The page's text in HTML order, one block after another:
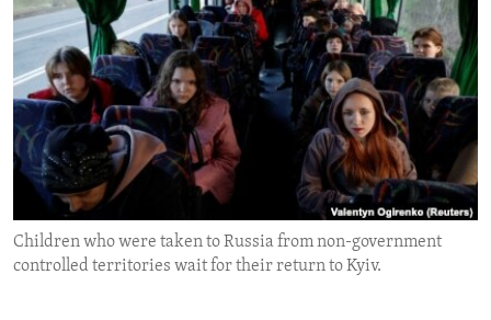
ENVIRONMENT AND HEALTH
IDEALS AND INSTITUTIONS
Children who were taken to Russia from non-government
controlled territories wait for their return to Kyiv.